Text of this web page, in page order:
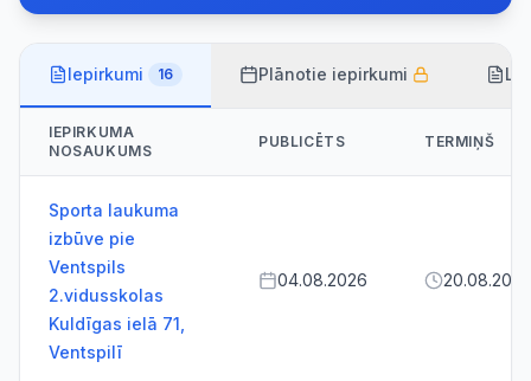
Iepirkumi 16 Plānotie iepirkumi
IEPIRKUMA
NOSAUKUMS
PUBLICĒTS TERMIŅŠ
Sporta laukuma
izbūve pie
Ventspils
2.vidusskolas
Kuldīgas ielā 71,
Ventspilī
04.08.2026 20.08.2026